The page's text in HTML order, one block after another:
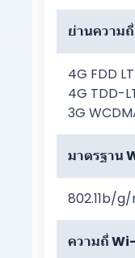
ย่านความถี่
4G FDD
4G TDD-
3G
มาตรฐาน
802.11b/
ความถี่